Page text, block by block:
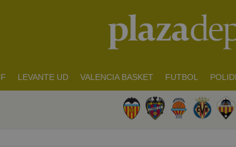
LEVANTE UD VALENCIA BASKET FUTBOL